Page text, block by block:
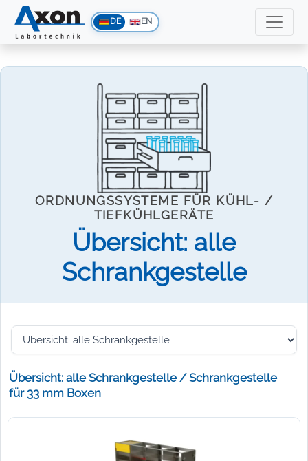
DE EN
ORDNUNGSSYSTEME FÜR KÜHL- /
TIEFKÜHLGERÄTE
Übersicht: alle
Schrankgestelle
Übersicht: alle Schrankgestelle / Schrankgestelle
für 33 mm Boxen